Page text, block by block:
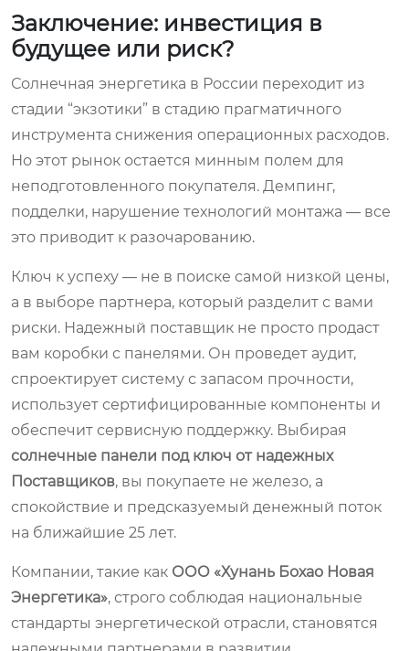
Заключение: инвестиция в
будущее или риск?
Солнечная энергетика в России переходит из
стадии “экзотики” в стадию прагматичного
инструмента снижения операционных расходов.
Но этот рынок остается минным полем для
неподготовленного покупателя. Демпинг,
подделки, нарушение технологий монтажа — все
это приводит к разочарованию.
Ключ к успеху — не в поиске самой низкой цены,
а в выборе партнера, который разделит с вами
риски. Надежный поставщик не просто продаст
вам коробки с панелями. Он проведет аудит,
спроектирует систему с запасом прочности,
использует сертифицированные компоненты и
обеспечит сервисную поддержку. Выбирая
солнечные панели под ключ от надежных
Поставщиков, вы покупаете не железо, а
спокойствие и предсказуемый денежный поток
на ближайшие 25 лет.
Компании, такие как ООО «Хунань Бохао Новая
Энергетика», строго соблюдая национальные
стандарты энергетической отрасли, становятся